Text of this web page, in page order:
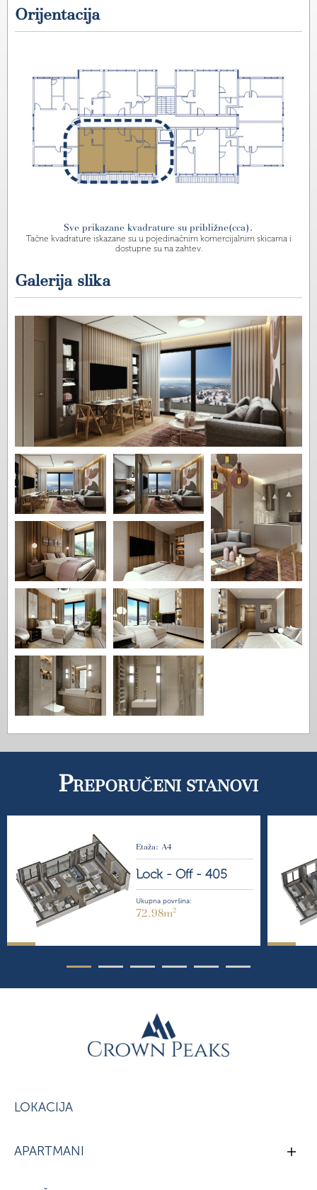
Orijentacija
Sve prikazane kvadrature su približne(cca).
Tačne kvadrature iskazane su u pojedinačnim komercijalnim skicama i
dostupne su na zahtev.
Galerija slika
PREPORUČENI STANOVI
Etaža: A4
Lock - Off - 405
Ukupna površina:
72.98m2
LOKACIJA
APARTMANI